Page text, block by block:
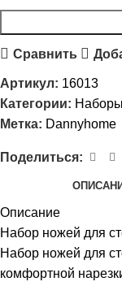
Сравнить
Артикул: 16013
Категории:
Метка: Dannyhome
Поделиться:
Описание
Набор ножей для
Набор ножей для
комфортной